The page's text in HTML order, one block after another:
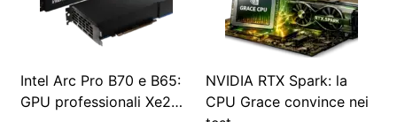
Intel Arc Pro B70 e B65:
GPU professionali Xe2…
NVIDIA RTX Spark: la
CPU Grace convince nei